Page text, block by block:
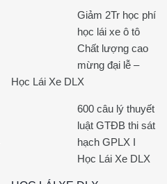
Giảm 2Tr học phí
học lái xe ô tô
Chất lượng cao
mừng đại lễ –
Học Lái Xe DLX
600 câu lý thuyết
luật GTĐB thi sát
hạch GPLX I
Học Lái Xe DLX